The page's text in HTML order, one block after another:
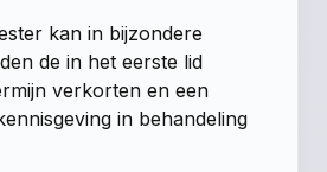
kan in bijzondere
de in het eerste lid
verkorten en een
in behandeling